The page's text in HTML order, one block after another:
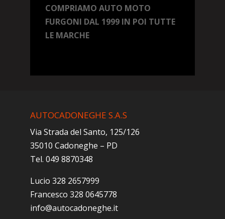
COMPRIAMO AUTO MOTO
FURGONI DAL 1999 IN POI TUTTE
LE MARCHE
AUTOCADONEGHE S.A.S
Via Strada del Santo, 125/126
35010 Cadoneghe – PD
Tel. 049 8870348
Lucio 328 2657999
Francesco 328 0645778
info@autocadoneghe.it